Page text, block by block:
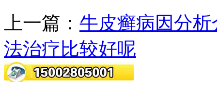
上一篇： 牛皮癣病因分析
法治疗比较好呢